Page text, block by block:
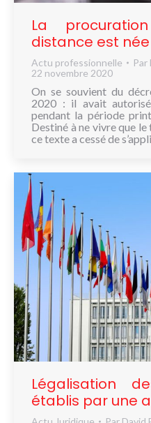
La
distance est née
Actu professionnelle Par
22 novembre 2020
On se souvient du
2020 : il avait
pendant la période
Destiné à ne vivre que
ce texte a cessé de
Légalisation
établis par une